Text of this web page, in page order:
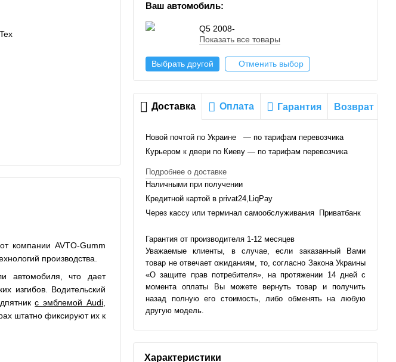
компании AVTO-Gumm
производства.
автомобиля, что дает
изгибов. Водительский
с эмблемой Audi,
штатно фиксируют их к
Ваш автомобиль:
Q5 2008-
Показать все товары
Выбрать другой Отменить выбор
Доставка Оплата Гарантия Возврат
Новой почтой по Украине — по тарифам перевозчика
Курьером к двери по Киеву — по тарифам перевозчика
Подробнее о доставке
Наличными при получении
Кредитной картой в privat24,LiqPay
Через кассу или терминал самообслуживания Приватбанк
Гарантия от производителя 1-12 месяцев
Уважаемые клиенты, в случае, если заказанный Вами
товар не отвечает ожиданиям, то, согласно Закона Украины
«О защите прав потребителя», на протяжении 14 дней с
момента оплаты Вы можете вернуть товар и получить
назад полную его стоимость, либо обменять на любую
другую модель.
Характеристики